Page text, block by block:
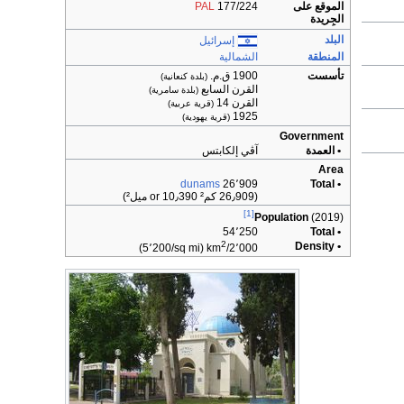
الموقع على
الجِريدة
177/224
PAL
البلد
إسرائيل
المنطقة
الشمالية
تأسست
1900 ق.م. (بلدة كنعانية)
القرن السابع(بلدة سامرية)
القرن 14 (قرية عربية)
1925 (قرية يهودية)
Government
• العمدة
آڤي إلكابتس
Area
• Total
26٬909 dunams
(26٫909 كم² or 10٫390 ميل²)
Population (2019)
[1]
• Total
54٬250
• Density
2٬000/km 2 (5٬200/sq mi)